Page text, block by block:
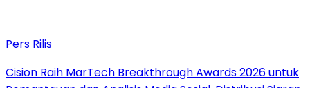
Pers Rilis
Cision Raih MarTech Breakthrough Awards 2026 untuk